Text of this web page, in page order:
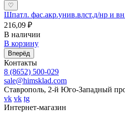
♡
Шпатл. фас.акр.унив.влст.д/нр и
216,09 ₽
В наличии
В корзину
Вперёд
Контакты
8 (8652) 500-029
sale@himsklad.com
Ставрополь, 2-й Юго-Западный
vk vk tg
Интернет-магазин